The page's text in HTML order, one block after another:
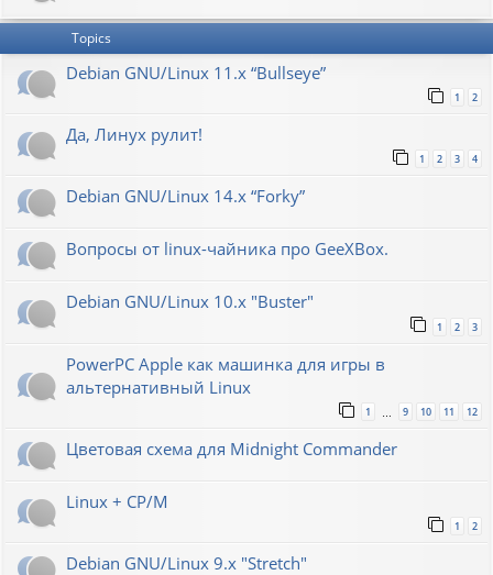
Topics
Debian GNU/Linux 11.x “Bullseye”
1 2
Да, Линух рулит!
1 2 3 4
Debian GNU/Linux 14.x “Forky”
Вопросы от linux-чайника про GeeXBox.
Debian GNU/Linux 10.x "Buster"
1 2 3
PowerPC Apple как машинка для игры в
альтернативный Linux
1 9 10 11 12
Цветовая схема для Midnight Commander
Linux + CP/M
1 2
Debian GNU/Linux 9.x "Stretch"